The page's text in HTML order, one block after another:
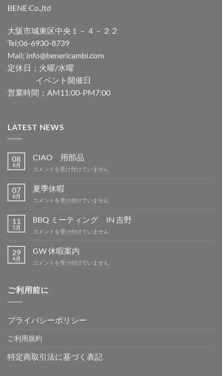
BENE Co.,ltd
大阪市城東区中央１－４－２２
Tel;06-6930-8739
Mail; info@benericambi.com
定休日；火曜/水曜
イベント開催日
営業時間；AM11:00-PM7:00
LATEST NEWS
08
8月
CIAO 用部品
CIAO
部
品
は
コメントを受け付けていません
07
8月
夏季休暇
夏
休
は
コメントを受け付けていません
11
5月
BBQ ミーティング IN 吉野
BBQ
ー
ィ
IN
コメントを受け付けていません
29
4月
GW 休暇案内
GW
案
内
コメントを受け付けていません
ご利用前に
プライバシーポリシー
ご利用規約
特定商取引法に基づく表記